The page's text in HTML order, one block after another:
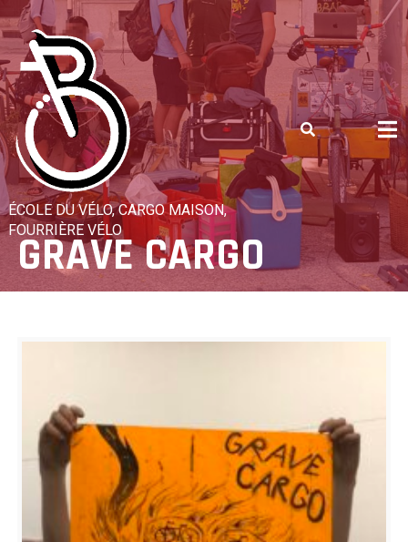
Skip
to
content
ÉCOLE DU VÉLO, CARGO MAISON,
FOURRIÈRE VÉLO
GRAVE CARGO